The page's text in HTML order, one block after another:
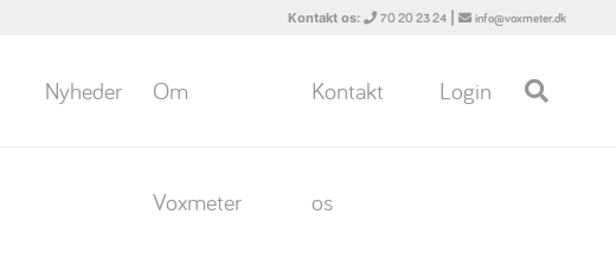
Kontakt os: 70 20 23 24 | info@voxmeter.dk
Nyheder Om
Voxmeter
Kontakt
os
Login